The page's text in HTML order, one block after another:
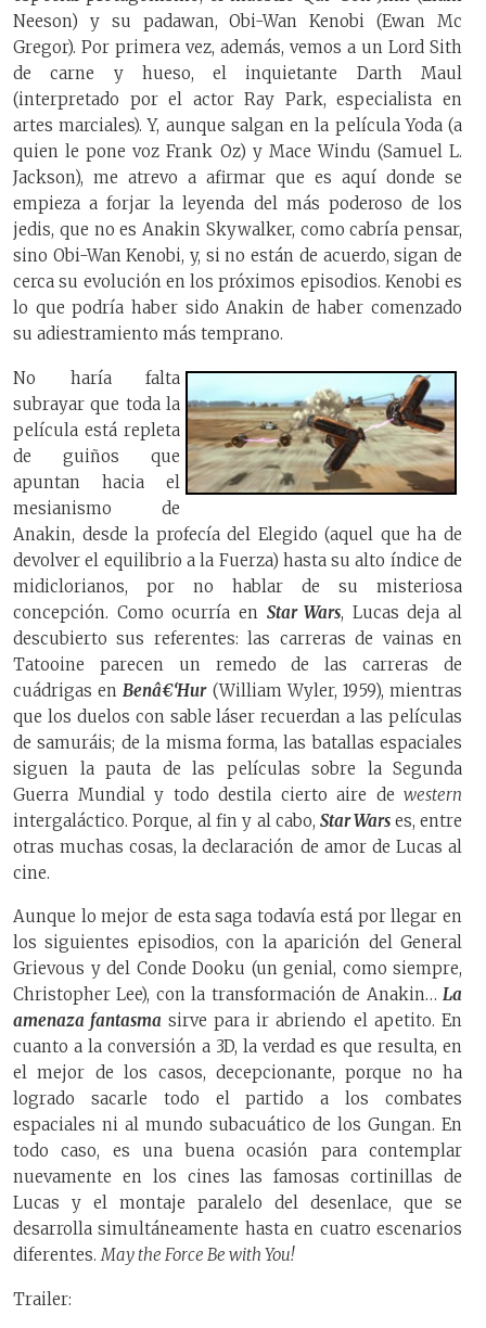
Neeson) y su padawan, Obi-Wan Kenobi (Ewan Mc
Gregor). Por primera vez, además, vemos a un Lord Sith
de carne y hueso, el inquietante Darth Maul
(interpretado por el actor Ray Park, especialista en
artes marciales). Y, aunque salgan en la película Yoda (a
quien le pone voz Frank Oz) y Mace Windu (Samuel L.
Jackson), me atrevo a afirmar que es aquí donde se
empieza a forjar la leyenda del más poderoso de los
jedis, que no es Anakin Skywalker, como cabría pensar,
sino Obi-Wan Kenobi, y, si no están de acuerdo, sigan de
cerca su evolución en los próximos episodios. Kenobi es
lo que podría haber sido Anakin de haber comenzado
su adiestramiento más temprano.
No haría falta
subrayar que toda la
película está repleta
de guiños que
apuntan hacia el
mesianismo de
Anakin, desde la profecía del Elegido (aquel que ha de
devolver el equilibrio a la Fuerza) hasta su alto índice de
midiclorianos, por no hablar de su misteriosa
concepción. Como ocurría en Star Wars, Lucas deja al
descubierto sus referentes: las carreras de vainas en
Tatooine parecen un remedo de las carreras de
cuádrigas en Benâ€‘Hur(William Wyler, 1959), mientras
que los duelos con sable láser recuerdan a las películas
de samuráis; de la misma forma, las batallas espaciales
siguen la pauta de las películas sobre la Segunda
Guerra Mundial y todo destila cierto aire de western
intergaláctico. Porque, al fin y al cabo,Star Wars es, entre
otras muchas cosas, la declaración de amor de Lucas al
cine.
Aunque lo mejor de esta saga todavía está por llegar en
los siguientes episodios, con la aparición del General
Grievous y del Conde Dooku (un genial, como siempre,
Christopher Lee), con la transformación de Anakin… La
amenaza fantasma sirve para ir abriendo el apetito. En
cuanto a la conversión a 3D, la verdad es que resulta, en
el mejor de los casos, decepcionante, porque no ha
logrado sacarle todo el partido a los combates
espaciales ni al mundo subacuático de los Gungan. En
todo caso, es una buena ocasión para contemplar
nuevamente en los cines las famosas cortinillas de
Lucas y el montaje paralelo del desenlace, que se
desarrolla simultáneamente hasta en cuatro escenarios
diferentes.May the Force Be with You!
Trailer: